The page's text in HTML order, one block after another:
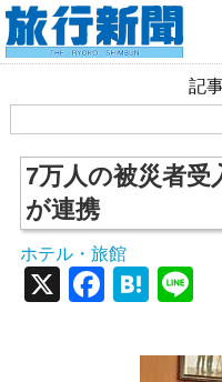
記
7万人の被災者受
が連携
ホテル・旅館
X